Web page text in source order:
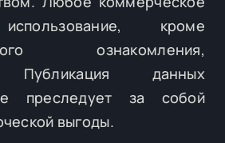
кроме
ознакомления,
Публикация данных
преследует за собой
выгоды.